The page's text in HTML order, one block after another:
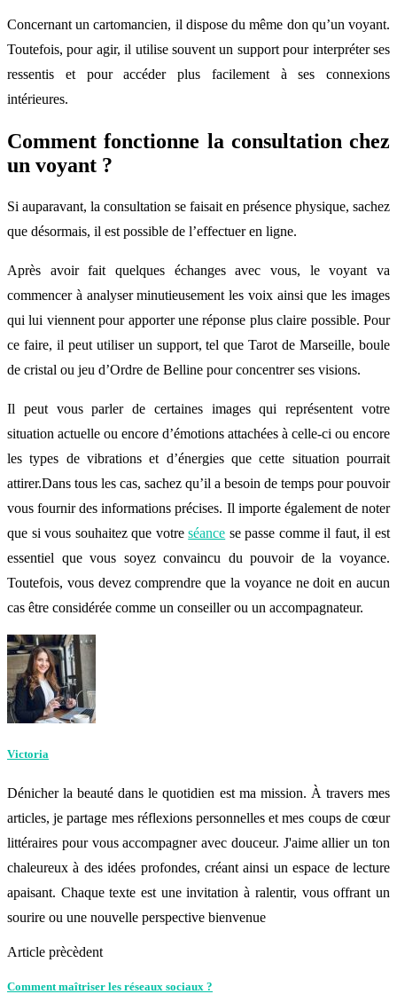
Concernant un cartomancien, il dispose du même don qu’un voyant.
Toutefois, pour agir, il utilise souvent un support pour interpréter ses
ressentis et pour accéder plus facilement à ses connexions
intérieures.
Comment fonctionne la consultation chez
un voyant ?
Si auparavant, la consultation se faisait en présence physique, sachez
que désormais, il est possible de l’effectuer en ligne.
Après avoir fait quelques échanges avec vous, le voyant va
commencer à analyser minutieusement les voix ainsi que les images
qui lui viennent pour apporter une réponse plus claire possible. Pour
ce faire, il peut utiliser un support, tel que Tarot de Marseille, boule
de cristal ou jeu d’Ordre de Belline pour concentrer ses visions.
Il peut vous parler de certaines images qui représentent votre
situation actuelle ou encore d’émotions attachées à celle-ci ou encore
les types de vibrations et d’énergies que cette situation pourrait
attirer.Dans tous les cas, sachez qu’il a besoin de temps pour pouvoir
vous fournir des informations précises. Il importe également de noter
que si vous souhaitez que votreséance se passe comme il faut, il est
essentiel que vous soyez convaincu du pouvoir de la voyance.
Toutefois, vous devez comprendre que la voyance ne doit en aucun
cas être considérée comme un conseiller ou un accompagnateur.
Victoria
Dénicher la beauté dans le quotidien est ma mission. À travers mes
articles, je partage mes réflexions personnelles et mes coups de cœur
littéraires pour vous accompagner avec douceur. J'aime allier un ton
chaleureux à des idées profondes, créant ainsi un espace de lecture
apaisant. Chaque texte est une invitation à ralentir, vous offrant un
sourire ou une nouvelle perspective bienvenue
Article prècèdent
Comment maîtriser les réseaux sociaux ?